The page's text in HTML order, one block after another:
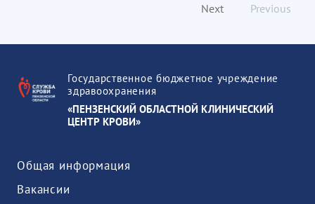
Previous
Next
Государственное бюджетное учреждение
здравоохранения
«ПЕНЗЕНСКИЙ ОБЛАСТНОЙ КЛИНИЧЕСКИЙ
ЦЕНТР КРОВИ»
Общая информация
Вакансии